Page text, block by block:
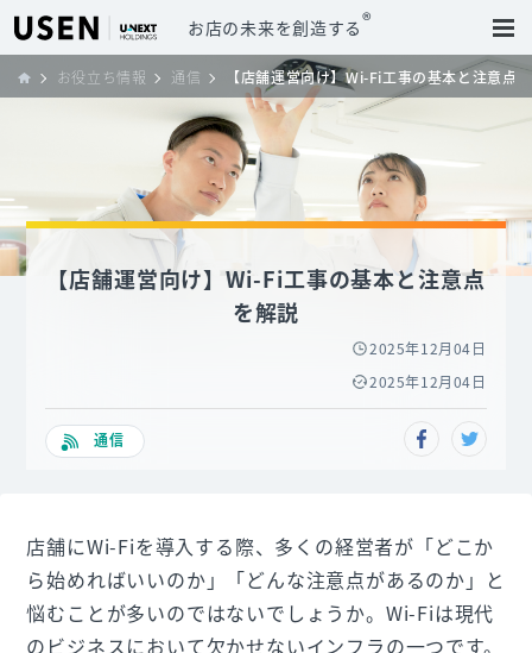
お店の未来を創造する®
お役立ち情報 通信 【店舗運営向け】Wi-Fi工事の基本と注意点
【店舗運営向け】Wi-Fi工事の基本と注意点
を解説
2025年12月04日
2025年12月04日
通信
店舗にWi-Fiを導入する際、多くの経営者が「どこか
ら始めればいいのか」「どんな注意点があるのか」と
悩むことが多いのではないでしょうか。Wi-Fiは現代
のビジネスにおいて欠かせないインフラの一つです。